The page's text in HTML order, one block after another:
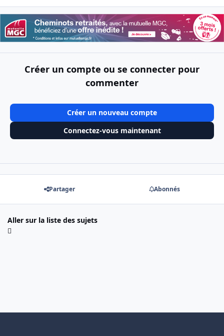
Créer un compte ou se connecter pour
commenter
Créer un nouveau compte
Connectez-vous maintenant
Partager Abonnés
Aller sur la liste des sujets